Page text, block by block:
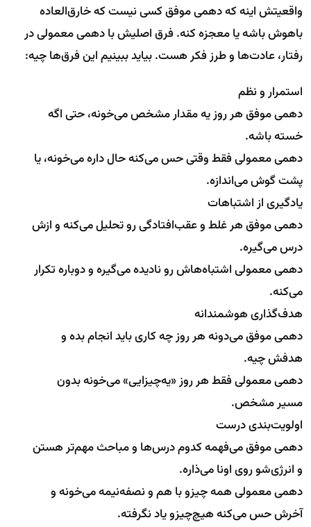
واقعیتش اینه که دهمی موفق کسی نیست که خارق‌العاده
باهوش باشه یا معجزه کنه. فرق اصلیش با دهمی معمولی در
رفتار، عادت‌ها و طرز فکر هست. بیاید ببینیم این فرق‌ها چیه:
استمرار و نظم
دهمی موفق هر روز یه مقدار مشخص می‌خونه، حتی اگه
خسته باشه.
دهمی معمولی فقط وقتی حس می‌کنه حال داره می‌خونه، یا
پشت گوش می‌اندازه.
یادگیری از اشتباهات
دهمی موفق هر غلط و عقب‌افتادگی رو تحلیل می‌کنه و ازش
درس می‌گیره.
دهمی معمولی اشتباه‌هاش رو نادیده می‌گیره و دوباره تکرار
می‌کنه.
هدف‌گذاری هوشمندانه
دهمی موفق می‌دونه هر روز چه کاری باید انجام بده و
هدفش چیه.
دهمی معمولی فقط هر روز «یه‌چیزایی» می‌خونه بدون
مسیر مشخص.
اولویت‌بندی درست
دهمی موفق می‌فهمه کدوم درس‌ها و مباحث مهم‌تر هستن
و انرژی‌شو روی اونا می‌ذاره.
دهمی معمولی همه چیزو با هم و نصفه‌نیمه می‌خونه و
آخرش حس می‌کنه هیچ‌چیزو یاد نگرفته.